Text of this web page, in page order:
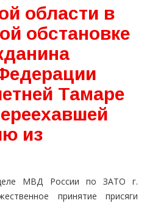
области в
обстановке
Тамаре
из
МВД России по ЗАТО г.
принятие присяги